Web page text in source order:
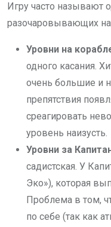
Игру часто называют
разочаровывающих на
Уровни на
одного касания.
очень большие и
препятствия
среагировать
уровень наизусть.
Уровни за
садистская. У
Эко»), которая
Проблема в том,
по себе (так как